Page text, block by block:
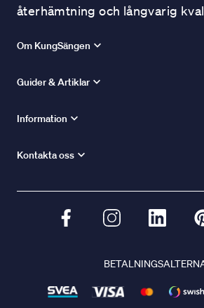
återhämtning och långvarig
Om KungSängen
Guider & Artiklar
Information
Kontakta oss